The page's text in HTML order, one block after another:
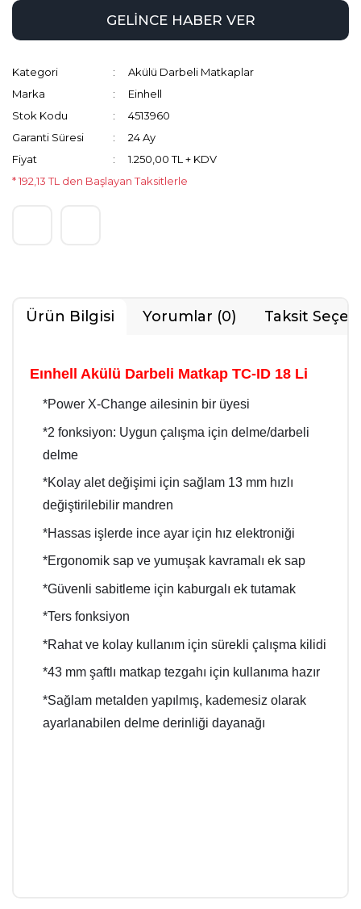
GELİNCE HABER VER
Kategori
Akülü Darbeli Matkaplar
Marka
Einhell
Stok Kodu
4513960
Garanti Süresi
24 Ay
Fiyat
1.250,00 TL + KDV
* 192,13 TL den Başlayan Taksitlerle
Ürün Bilgisi Yorumlar (0) Taksit
Eınhell Akülü Darbeli Matkap TC-ID 18 Li
*Power X-Change ailesinin bir üyesi
*2 fonksiyon: Uygun çalışma için delme/darbeli
delme
*Kolay alet değişimi için sağlam 13 mm hızlı
değiştirilebilir mandren
*Hassas işlerde ince ayar için hız elektroniği
*Ergonomik sap ve yumuşak kavramalı ek sap
*Güvenli sabitleme için kaburgalı ek tutamak
*Ters fonksiyon
*Rahat ve kolay kullanım için sürekli çalışma kilidi
*43 mm şaftlı matkap tezgahı için kullanıma hazır
*Sağlam metalden yapılmış, kademesiz olarak
ayarlanabilen delme derinliği dayanağı